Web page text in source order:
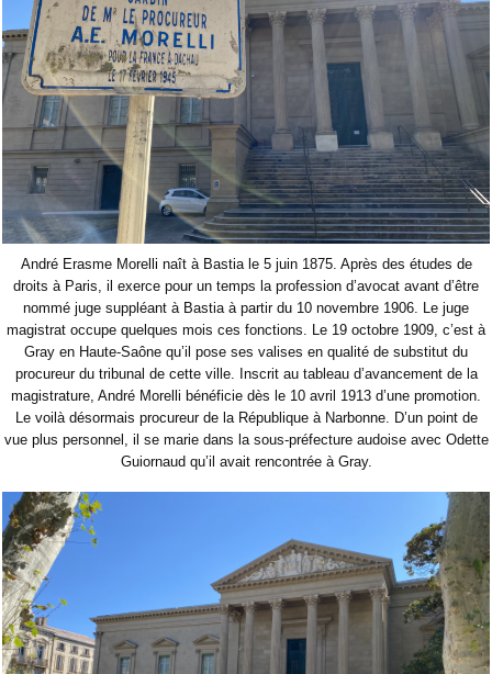
André Erasme Morelli naît à Bastia le 5 juin 1875. Après des études de
droits à Paris, il exerce pour un temps la profession d’avocat avant d’être
nommé juge suppléant à Bastia à partir du 10 novembre 1906. Le juge
magistrat occupe quelques mois ces fonctions. Le 19 octobre 1909, c’est à
Gray en Haute-Saône qu’il pose ses valises en qualité de substitut du
procureur du tribunal de cette ville. Inscrit au tableau d’avancement de la
magistrature, André Morelli bénéficie dès le 10 avril 1913 d’une promotion.
Le voilà désormais procureur de la République à Narbonne. D’un point de
vue plus personnel, il se marie dans la sous-préfecture audoise avec Odette
Guiornaud qu’il avait rencontrée à Gray.